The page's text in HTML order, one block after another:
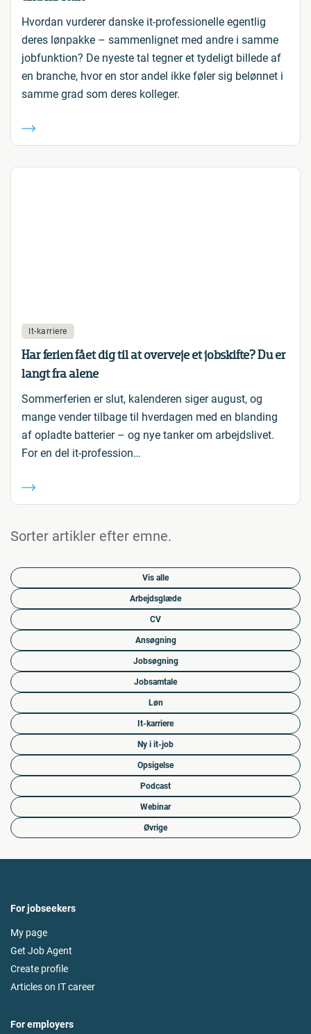
Hvordan vurderer danske it-professionelle egentlig
deres lønpakke – sammenlignet med andre i samme
jobfunktion? De nyeste tal tegner et tydeligt billede af
en branche, hvor en stor andel ikke føler sig belønnet i
samme grad som deres kolleger.
It-karriere
Har ferien fået dig til at overveje et jobskifte? Du er
langt fra alene
Sommerferien er slut, kalenderen siger august, og
mange vender tilbage til hverdagen med en blanding
af opladte batterier – og nye tanker om arbejdslivet.
For en del it-profession…
Sorter artikler efter emne.
Vis alle
Arbejdsglæde
CV
Ansøgning
Jobsøgning
Jobsamtale
Løn
It-karriere
Ny i it-job
Opsigelse
Podcast
Webinar
Øvrige
For jobseekers
My page
Get Job Agent
Create profile
Articles on IT career
For employers